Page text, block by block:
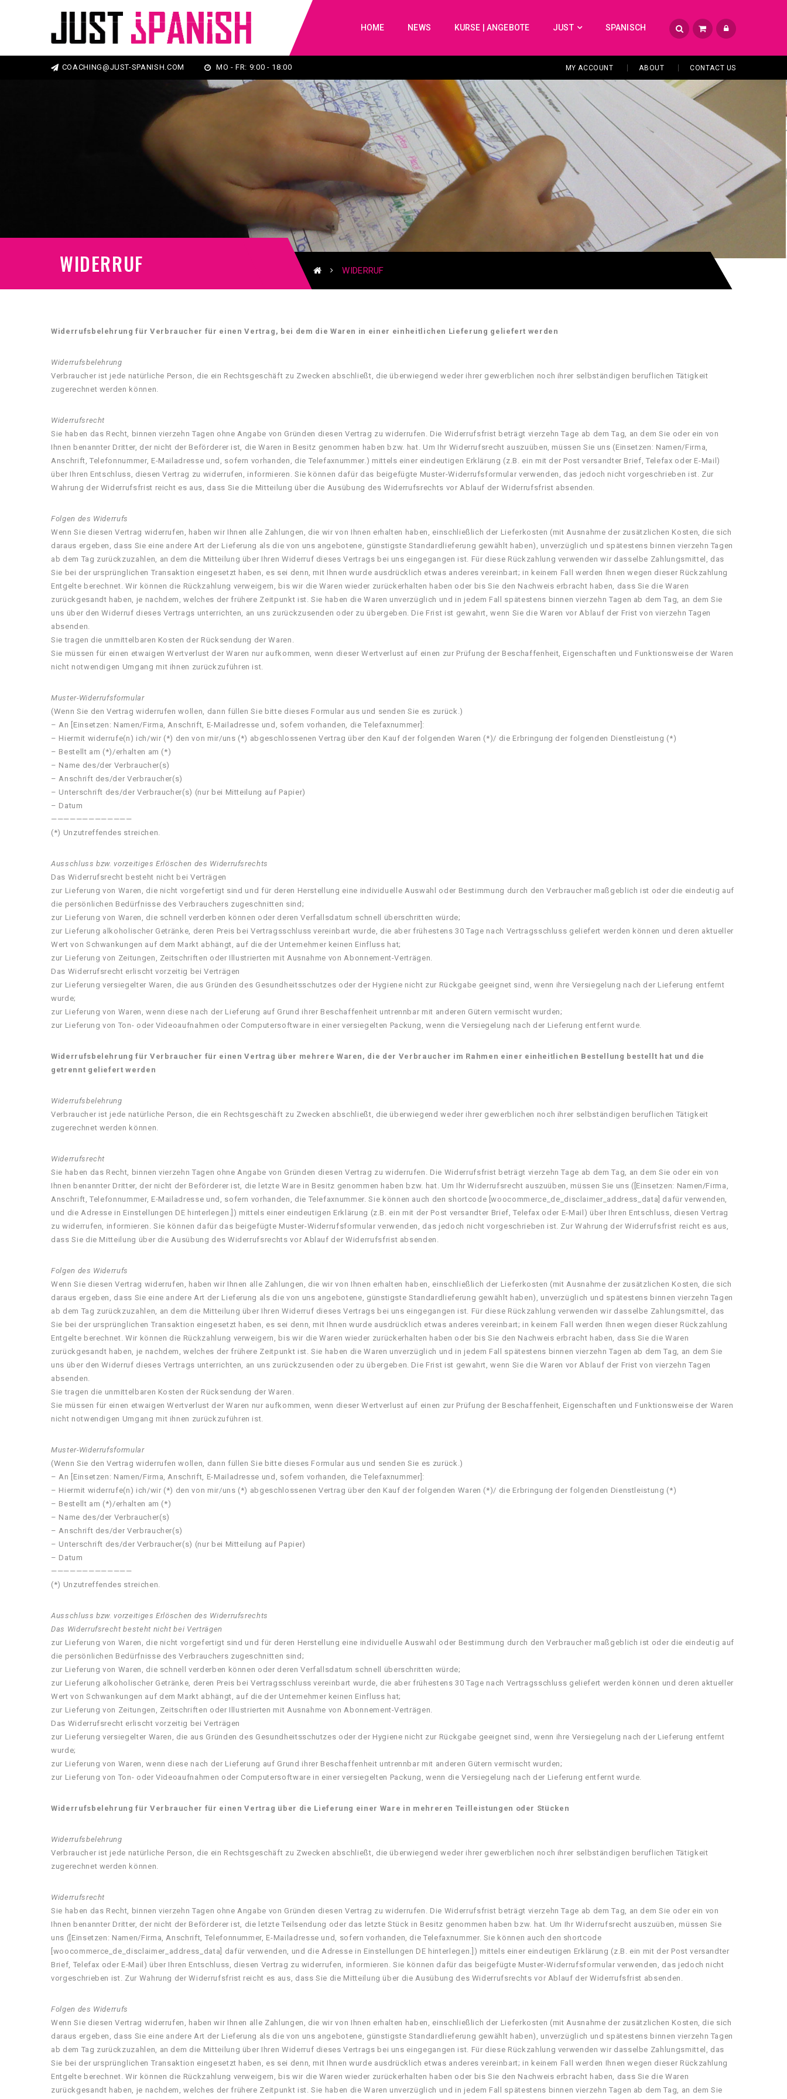
HOME NEWS KURSE | ANGEBOTE JUST SPANISCH
COACHING@JUST-SPANISH.COM MO - FR: 9:00 - 18:00 MY ACCOUNT ABOUT CONTACT US
WIDERRUF WIDERRUF
Widerrufsbelehrung für Verbraucher für einen Vertrag, bei dem die Waren in einer einheitlichen Lieferung geliefert werden
Widerrufsbelehrung
Verbraucher ist jede natürliche Person, die ein Rechtsgeschäft zu Zwecken abschließt, die überwiegend weder ihrer gewerblichen noch ihrer selbständigen beruflichen Tätigkeit
zugerechnet werden können.
Widerrufsrecht
Sie haben das Recht, binnen vierzehn Tagen ohne Angabe von Gründen diesen Vertrag zu widerrufen. Die Widerrufsfrist beträgt vierzehn Tage ab dem Tag, an dem Sie oder ein von
Ihnen benannter Dritter, der nicht der Beförderer ist, die Waren in Besitz genommen haben bzw. hat. Um Ihr Widerrufsrecht auszuüben, müssen Sie uns (Einsetzen: Namen/Firma,
Anschrift, Telefonnummer, E-Mailadresse und, sofern vorhanden, die Telefaxnummer.) mittels einer eindeutigen Erklärung (z.B. ein mit der Post versandter Brief, Telefax oder E-Mail)
über Ihren Entschluss, diesen Vertrag zu widerrufen, informieren. Sie können dafür das beigefügte Muster-Widerrufsformular verwenden, das jedoch nicht vorgeschrieben ist. Zur
Wahrung der Widerrufsfrist reicht es aus, dass Sie die Mitteilung über die Ausübung des Widerrufsrechts vor Ablauf der Widerrufsfrist absenden.
Folgen des Widerrufs
Wenn Sie diesen Vertrag widerrufen, haben wir Ihnen alle Zahlungen, die wir von Ihnen erhalten haben, einschließlich der Lieferkosten (mit Ausnahme der zusätzlichen Kosten, die sich
daraus ergeben, dass Sie eine andere Art der Lieferung als die von uns angebotene, günstigste Standardlieferung gewählt haben), unverzüglich und spätestens binnen vierzehn Tagen
ab dem Tag zurückzuzahlen, an dem die Mitteilung über Ihren Widerruf dieses Vertrags bei uns eingegangen ist. Für diese Rückzahlung verwenden wir dasselbe Zahlungsmittel, das
Sie bei der ursprünglichen Transaktion eingesetzt haben, es sei denn, mit Ihnen wurde ausdrücklich etwas anderes vereinbart; in keinem Fall werden Ihnen wegen dieser Rückzahlung
Entgelte berechnet. Wir können die Rückzahlung verweigern, bis wir die Waren wieder zurückerhalten haben oder bis Sie den Nachweis erbracht haben, dass Sie die Waren
zurückgesandt haben, je nachdem, welches der frühere Zeitpunkt ist. Sie haben die Waren unverzüglich und in jedem Fall spätestens binnen vierzehn Tagen ab dem Tag, an dem Sie
uns über den Widerruf dieses Vertrags unterrichten, an uns zurückzusenden oder zu übergeben. Die Frist ist gewahrt, wenn Sie die Waren vor Ablauf der Frist von vierzehn Tagen
absenden.
Sie tragen die unmittelbaren Kosten der Rücksendung der Waren.
Sie müssen für einen etwaigen Wertverlust der Waren nur aufkommen, wenn dieser Wertverlust auf einen zur Prüfung der Beschaffenheit, Eigenschaften und Funktionsweise der Waren
nicht notwendigen Umgang mit ihnen zurückzuführen ist.
Muster-Widerrufsformular
(Wenn Sie den Vertrag widerrufen wollen, dann füllen Sie bitte dieses Formular aus und senden Sie es zurück.)
– An [Einsetzen: Namen/Firma, Anschrift, E-Mailadresse und, sofern vorhanden, die Telefaxnummer]:
– Hiermit widerrufe(n) ich/wir (*) den von mir/uns (*) abgeschlossenen Vertrag über den Kauf der folgenden Waren (*)/ die Erbringung der folgenden Dienstleistung (*)
– Bestellt am (*)/erhalten am (*)
– Name des/der Verbraucher(s)
– Anschrift des/der Verbraucher(s)
– Unterschrift des/der Verbraucher(s) (nur bei Mitteilung auf Papier)
– Datum
—————————————
(*) Unzutreffendes streichen.
Ausschluss bzw. vorzeitiges Erlöschen des Widerrufsrechts
Das Widerrufsrecht besteht nicht bei Verträgen
zur Lieferung von Waren, die nicht vorgefertigt sind und für deren Herstellung eine individuelle Auswahl oder Bestimmung durch den Verbraucher maßgeblich ist oder die eindeutig auf
die persönlichen Bedürfnisse des Verbrauchers zugeschnitten sind;
zur Lieferung von Waren, die schnell verderben können oder deren Verfallsdatum schnell überschritten würde;
zur Lieferung alkoholischer Getränke, deren Preis bei Vertragsschluss vereinbart wurde, die aber frühestens 30 Tage nach Vertragsschluss geliefert werden können und deren aktueller
Wert von Schwankungen auf dem Markt abhängt, auf die der Unternehmer keinen Einfluss hat;
zur Lieferung von Zeitungen, Zeitschriften oder Illustrierten mit Ausnahme von Abonnement-Verträgen.
Das Widerrufsrecht erlischt vorzeitig bei Verträgen
zur Lieferung versiegelter Waren, die aus Gründen des Gesundheitsschutzes oder der Hygiene nicht zur Rückgabe geeignet sind, wenn ihre Versiegelung nach der Lieferung entfernt
wurde;
zur Lieferung von Waren, wenn diese nach der Lieferung auf Grund ihrer Beschaffenheit untrennbar mit anderen Gütern vermischt wurden;
zur Lieferung von Ton- oder Videoaufnahmen oder Computersoftware in einer versiegelten Packung, wenn die Versiegelung nach der Lieferung entfernt wurde.
Widerrufsbelehrung für Verbraucher für einen Vertrag über mehrere Waren, die der Verbraucher im Rahmen einer einheitlichen Bestellung bestellt hat und die
getrennt geliefert werden
Widerrufsbelehrung
Verbraucher ist jede natürliche Person, die ein Rechtsgeschäft zu Zwecken abschließt, die überwiegend weder ihrer gewerblichen noch ihrer selbständigen beruflichen Tätigkeit
zugerechnet werden können.
Widerrufsrecht
Sie haben das Recht, binnen vierzehn Tagen ohne Angabe von Gründen diesen Vertrag zu widerrufen. Die Widerrufsfrist beträgt vierzehn Tage ab dem Tag, an dem Sie oder ein von
Ihnen benannter Dritter, der nicht der Beförderer ist, die letzte Ware in Besitz genommen haben bzw. hat. Um Ihr Widerrufsrecht auszuüben, müssen Sie uns ([Einsetzen: Namen/Firma,
Anschrift, Telefonnummer, E-Mailadresse und, sofern vorhanden, die Telefaxnummer. Sie können auch den shortcode [woocommerce_de_disclaimer_address_data] dafür verwenden,
und die Adresse in Einstellungen DE hinterlegen.]) mittels einer eindeutigen Erklärung (z.B. ein mit der Post versandter Brief, Telefax oder E-Mail) über Ihren Entschluss, diesen Vertrag
zu widerrufen, informieren. Sie können dafür das beigefügte Muster-Widerrufsformular verwenden, das jedoch nicht vorgeschrieben ist. Zur Wahrung der Widerrufsfrist reicht es aus,
dass Sie die Mitteilung über die Ausübung des Widerrufsrechts vor Ablauf der Widerrufsfrist absenden.
Folgen des Widerrufs
Wenn Sie diesen Vertrag widerrufen, haben wir Ihnen alle Zahlungen, die wir von Ihnen erhalten haben, einschließlich der Lieferkosten (mit Ausnahme der zusätzlichen Kosten, die sich
daraus ergeben, dass Sie eine andere Art der Lieferung als die von uns angebotene, günstigste Standardlieferung gewählt haben), unverzüglich und spätestens binnen vierzehn Tagen
ab dem Tag zurückzuzahlen, an dem die Mitteilung über Ihren Widerruf dieses Vertrags bei uns eingegangen ist. Für diese Rückzahlung verwenden wir dasselbe Zahlungsmittel, das
Sie bei der ursprünglichen Transaktion eingesetzt haben, es sei denn, mit Ihnen wurde ausdrücklich etwas anderes vereinbart; in keinem Fall werden Ihnen wegen dieser Rückzahlung
Entgelte berechnet. Wir können die Rückzahlung verweigern, bis wir die Waren wieder zurückerhalten haben oder bis Sie den Nachweis erbracht haben, dass Sie die Waren
zurückgesandt haben, je nachdem, welches der frühere Zeitpunkt ist. Sie haben die Waren unverzüglich und in jedem Fall spätestens binnen vierzehn Tagen ab dem Tag, an dem Sie
uns über den Widerruf dieses Vertrags unterrichten, an uns zurückzusenden oder zu übergeben. Die Frist ist gewahrt, wenn Sie die Waren vor Ablauf der Frist von vierzehn Tagen
absenden.
Sie tragen die unmittelbaren Kosten der Rücksendung der Waren.
Sie müssen für einen etwaigen Wertverlust der Waren nur aufkommen, wenn dieser Wertverlust auf einen zur Prüfung der Beschaffenheit, Eigenschaften und Funktionsweise der Waren
nicht notwendigen Umgang mit ihnen zurückzuführen ist.
Muster-Widerrufsformular
(Wenn Sie den Vertrag widerrufen wollen, dann füllen Sie bitte dieses Formular aus und senden Sie es zurück.)
– An [Einsetzen: Namen/Firma, Anschrift, E-Mailadresse und, sofern vorhanden, die Telefaxnummer]:
– Hiermit widerrufe(n) ich/wir (*) den von mir/uns (*) abgeschlossenen Vertrag über den Kauf der folgenden Waren (*)/ die Erbringung der folgenden Dienstleistung (*)
– Bestellt am (*)/erhalten am (*)
– Name des/der Verbraucher(s)
– Anschrift des/der Verbraucher(s)
– Unterschrift des/der Verbraucher(s) (nur bei Mitteilung auf Papier)
– Datum
—————————————
(*) Unzutreffendes streichen.
Ausschluss bzw. vorzeitiges Erlöschen des Widerrufsrechts
Das Widerrufsrecht besteht nicht bei Verträgen
zur Lieferung von Waren, die nicht vorgefertigt sind und für deren Herstellung eine individuelle Auswahl oder Bestimmung durch den Verbraucher maßgeblich ist oder die eindeutig auf
die persönlichen Bedürfnisse des Verbrauchers zugeschnitten sind;
zur Lieferung von Waren, die schnell verderben können oder deren Verfallsdatum schnell überschritten würde;
zur Lieferung alkoholischer Getränke, deren Preis bei Vertragsschluss vereinbart wurde, die aber frühestens 30 Tage nach Vertragsschluss geliefert werden können und deren aktueller
Wert von Schwankungen auf dem Markt abhängt, auf die der Unternehmer keinen Einfluss hat;
zur Lieferung von Zeitungen, Zeitschriften oder Illustrierten mit Ausnahme von Abonnement-Verträgen.
Das Widerrufsrecht erlischt vorzeitig bei Verträgen
zur Lieferung versiegelter Waren, die aus Gründen des Gesundheitsschutzes oder der Hygiene nicht zur Rückgabe geeignet sind, wenn ihre Versiegelung nach der Lieferung entfernt
wurde;
zur Lieferung von Waren, wenn diese nach der Lieferung auf Grund ihrer Beschaffenheit untrennbar mit anderen Gütern vermischt wurden;
zur Lieferung von Ton- oder Videoaufnahmen oder Computersoftware in einer versiegelten Packung, wenn die Versiegelung nach der Lieferung entfernt wurde.
Widerrufsbelehrung für Verbraucher für einen Vertrag über die Lieferung einer Ware in mehreren Teilleistungen oder Stücken
Widerrufsbelehrung
Verbraucher ist jede natürliche Person, die ein Rechtsgeschäft zu Zwecken abschließt, die überwiegend weder ihrer gewerblichen noch ihrer selbständigen beruflichen Tätigkeit
zugerechnet werden können.
Widerrufsrecht
Sie haben das Recht, binnen vierzehn Tagen ohne Angabe von Gründen diesen Vertrag zu widerrufen. Die Widerrufsfrist beträgt vierzehn Tage ab dem Tag, an dem Sie oder ein von
Ihnen benannter Dritter, der nicht der Beförderer ist, die letzte Teilsendung oder das letzte Stück in Besitz genommen haben bzw. hat. Um Ihr Widerrufsrecht auszuüben, müssen Sie
uns ([Einsetzen: Namen/Firma, Anschrift, Telefonnummer, E-Mailadresse und, sofern vorhanden, die Telefaxnummer. Sie können auch den shortcode
[woocommerce_de_disclaimer_address_data] dafür verwenden, und die Adresse in Einstellungen DE hinterlegen.]) mittels einer eindeutigen Erklärung (z.B. ein mit der Post versandter
Brief, Telefax oder E-Mail) über Ihren Entschluss, diesen Vertrag zu widerrufen, informieren. Sie können dafür das beigefügte Muster-Widerrufsformular verwenden, das jedoch nicht
vorgeschrieben ist. Zur Wahrung der Widerrufsfrist reicht es aus, dass Sie die Mitteilung über die Ausübung des Widerrufsrechts vor Ablauf der Widerrufsfrist absenden.
Folgen des Widerrufs
Wenn Sie diesen Vertrag widerrufen, haben wir Ihnen alle Zahlungen, die wir von Ihnen erhalten haben, einschließlich der Lieferkosten (mit Ausnahme der zusätzlichen Kosten, die sich
daraus ergeben, dass Sie eine andere Art der Lieferung als die von uns angebotene, günstigste Standardlieferung gewählt haben), unverzüglich und spätestens binnen vierzehn Tagen
ab dem Tag zurückzuzahlen, an dem die Mitteilung über Ihren Widerruf dieses Vertrags bei uns eingegangen ist. Für diese Rückzahlung verwenden wir dasselbe Zahlungsmittel, das
Sie bei der ursprünglichen Transaktion eingesetzt haben, es sei denn, mit Ihnen wurde ausdrücklich etwas anderes vereinbart; in keinem Fall werden Ihnen wegen dieser Rückzahlung
Entgelte berechnet. Wir können die Rückzahlung verweigern, bis wir die Waren wieder zurückerhalten haben oder bis Sie den Nachweis erbracht haben, dass Sie die Waren
zurückgesandt haben, je nachdem, welches der frühere Zeitpunkt ist. Sie haben die Waren unverzüglich und in jedem Fall spätestens binnen vierzehn Tagen ab dem Tag, an dem Sie